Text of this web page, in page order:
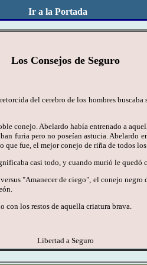
Ir a la Portada
Los Consejos de Seguro
del cerebro de los hombres
conejo. Abelardo había entrenado a
furia pero no poseían astucia. Abelardo
fue, el mejor conejo de riña de todos
casi todo, y cuando murió le quedó
"Amanecer de ciego", el conejo
los restos de aquella criatura brava.
Libertad a Seguro